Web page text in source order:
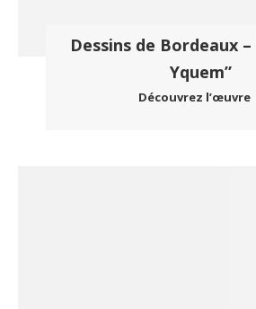
Dessins de Bordeaux
Yquem”
Découvrez l’œuvre